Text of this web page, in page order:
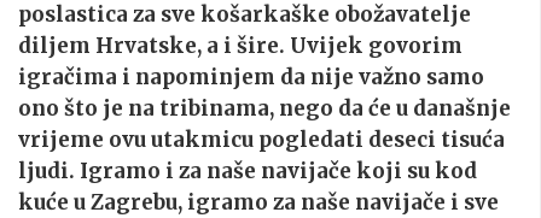
poslastica za sve košarkaške obožavatelje
diljem Hrvatske, a i šire. Uvijek govorim
igračima i napominjem da nije važno samo
ono što je na tribinama, nego da će u današnje
vrijeme ovu utakmicu pogledati deseci tisuća
ljudi. Igramo i za naše navijače koji su kod
kuće u Zagrebu, igramo za naše navijače i sve